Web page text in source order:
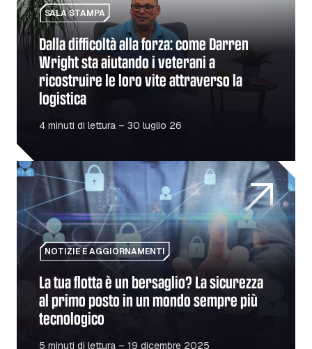
SALA STAMPA
Dalla difficoltà alla forza: come Darren
Wright sta aiutando i veterani a
ricostruire le loro vite attraverso la
logistica
4 minuti di lettura – 30 luglio 26
La tua flotta è un bersaglio? La sicurezza al primo
NOTIZIE E AGGIORNAMENTI
La tua flotta è un bersaglio? La sicurezza
al primo posto in un mondo sempre più
tecnologico
5 minuti di lettura – 19 dicembre 2025